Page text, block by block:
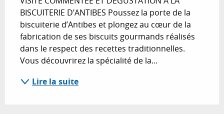
BISCUITERIE D’ANTIBES Poussez la porte de la
biscuiterie d’Antibes et plongez au cœur de la
fabrication de ses biscuits gourmands réalisés
dans le respect des recettes traditionnelles.
Vous découvrirez la spécialité de la...
Lire la suite